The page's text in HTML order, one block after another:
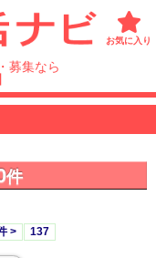
お気に入り
募集なら
件
> 137